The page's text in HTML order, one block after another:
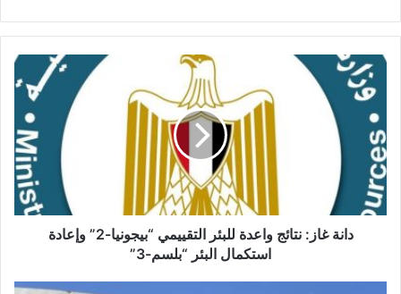
دانة
غاز:
نتائج
واعدة
للبئر
التقييمي
وإعادة
استكمال
دانة غاز: نتائج واعدة للبئر التقييمي “بيجونيا-2” وإعادة
استكمال البئر “بلسم-3”